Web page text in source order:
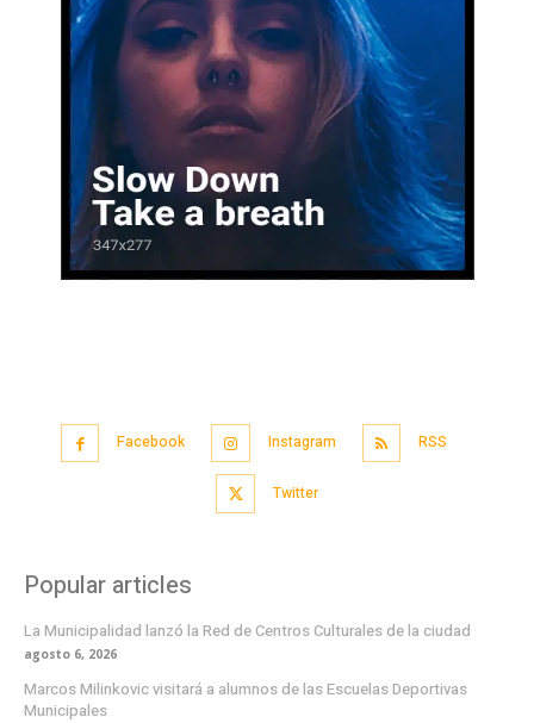
Facebook Instagram RSS
Twitter
Popular articles
La Municipalidad lanzó la Red de Centros Culturales de la ciudad
agosto 6, 2026
Marcos Milinkovic visitará a alumnos de las Escuelas Deportivas
Municipales